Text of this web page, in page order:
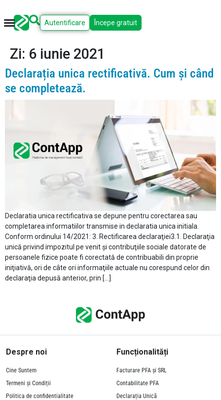
Autentificare Începe gratuit
Zi: 6 iunie 2021
Declarația unica rectificativă. Cum și când
se completează.
Declaratia unica rectificativa se depune pentru corectarea sau
completarea informatiilor transmise in declaratia unica initiala.
Conform ordinului 14/2021: 3. Rectificarea declaraţiei3.1. Declaraţia
unică privind impozitul pe venit şi contribuţiile sociale datorate de
persoanele fizice poate fi corectată de contribuabili din proprie
iniţiativă, ori de câte ori informaţiile actuale nu corespund celor din
declaraţia depusă anterior, prin […]
Despre noi
Cine Suntem
Termeni și Condiții
Politica de confidentialitate
Funcționalități
Facturare PFA și SRL
Contabilitate PFA
Declarația Unică